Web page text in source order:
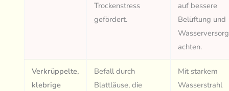
Trockenstress
gefördert.
auf bessere
Belüftung und
achten.
Verkrüppelte,
klebrige
Befall durch
Blattläuse, die
Mit starkem
Wasserstrahl